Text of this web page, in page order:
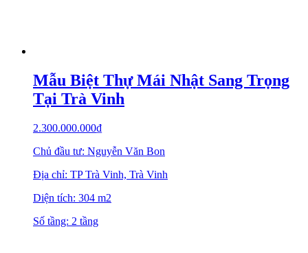
Mẫu Biệt Thự Mái Nhật Sang Trọng
Tại Trà Vinh
2.300.000.000₫
Chủ đầu tư: Nguyễn Văn Bon
Địa chỉ: TP Trà Vinh, Trà Vinh
Diện tích: 304 m2
Số tầng: 2 tầng